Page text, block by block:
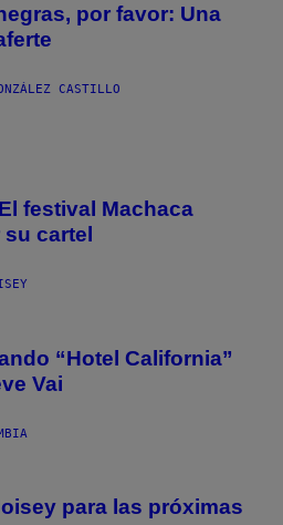
por favor: Una
CASTILLO
festival Machaca
cartel
“Hotel California”
Vai
para las próximas